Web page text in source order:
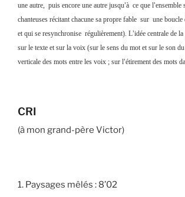
une autre, puis encore une autre jusqu’à ce que l’ensemble
chanteuses récitant chacune sa propre fable sur une
et qui se resynchronise régulièrement). L’idée centrale de
sur le texte et sur la voix (sur le sens du mot et sur le son
verticale des mots entre les voix ; sur l’étirement des mots
CRI
(à mon grand-père Victor)
1. Paysages mêlés : 8’02